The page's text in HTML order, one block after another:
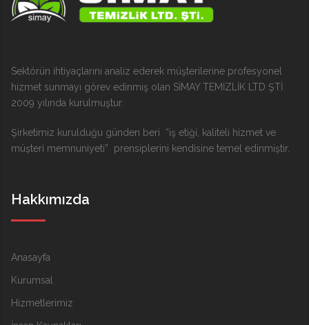
Sektörün ihtiyaçlarını analiz ederek müşterilerine profesyonel
hizmet sunmayı görev edinmiş olan SİMAY TEMİZLİK LTD ŞTİ
2009 yılında kurulmuştur.
Şirketimiz kurulduğu günden beri “iş etiği, kaliteli hizmet ve
müşteri memnuniyeti” prensiplerini kendisine temel edinmiştir.
Hakkımızda
Anasayfa
Kurumsal
Hizmetlerimiz